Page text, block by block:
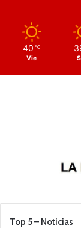
40 ℃
Vie
Top 5 – Noticias